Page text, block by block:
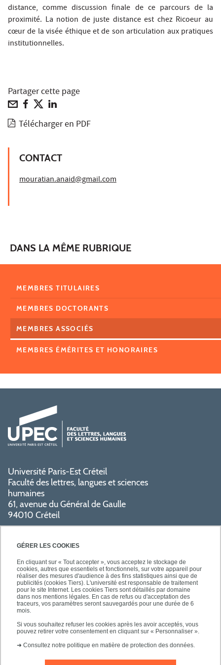
GÉRER LES COOKIES
En cliquant sur « Tout accepter », vous acceptez le stockage de
cookies, autres que essentiels et fonctionnels, sur votre appareil pour
réaliser des mesures d'audience à des fins statistiques ainsi que de
publicités (cookies Tiers). L'université est responsable de traitement
pour le site Internet. Les cookies Tiers sont détaillés par domaine
dans nos mentions légales. En cas de refus ou d'acceptation des
traceurs, vos paramètres seront sauvegardés pour une durée de 6
mois.
Si vous souhaitez refuser les cookies après les avoir acceptés, vous
pouvez retirer votre consentement en cliquant sur « Personnaliser ».
➜ Consultez notre politique en matière de protection des données.
distance, comme discussion finale de ce parcours de la
proximité. La notion de juste distance est chez Ricoeur au
cœur de la visée éthique et de son articulation aux pratiques
institutionnelles.
Partager cette page
Télécharger en PDF
CONTACT
mouratian.anaid@gmail.com
DANS LA MÊME RUBRIQUE
MEMBRES TITULAIRES
MEMBRES DOCTORANTS
MEMBRES ASSOCIÉS
MEMBRES ÉMÉRITES ET HONORAIRES
Université Paris-Est Créteil
Faculté des lettres, langues et sciences
humaines
61, avenue du Général de Gaulle
94010 Créteil
PRATIQUE
SUIVEZ-NOUS